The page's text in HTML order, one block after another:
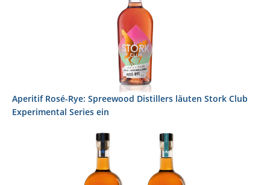
Aperitif Rosé-Rye: Spreewood Distillers läuten Stork Club
Experimental Series ein